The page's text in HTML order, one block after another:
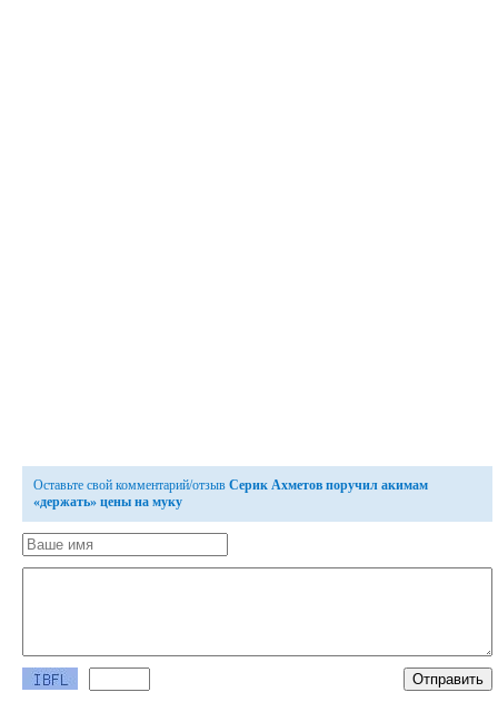
Оставьте свой комментарий/отзыв Серик Ахметов поручил акимам
«держать» цены на муку